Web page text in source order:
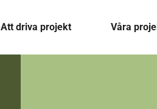
Att driva projekt Våra